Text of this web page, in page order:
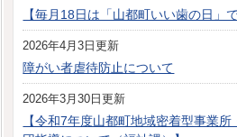
【毎月18日は「山都町いい歯の日」
2026年4月3日更新
障がい者虐待防止について
2026年3月30日更新
【令和7年度山都町地域密着型事業